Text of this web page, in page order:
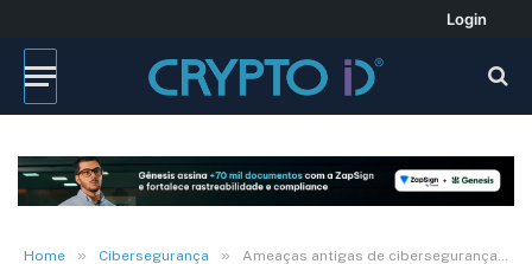
Login
Home » Cibersegurança » Ameaças antigas de cibersegurança que estão gerando novas disrupções